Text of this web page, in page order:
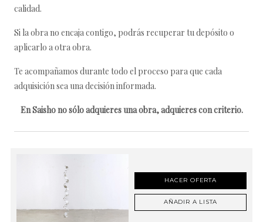
calidad.
Si la obra no encaja contigo, podrás recuperar tu depósito o
aplicarlo a otra obra.
Te acompañamos durante todo el proceso para que cada
adquisición sea una decisión informada.
En Saisho no sólo adquieres una obra, adquieres con criterio.
HACER OFERTA
AÑADIR A LISTA